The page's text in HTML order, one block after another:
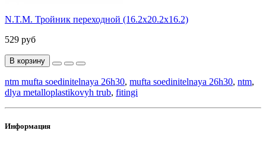
N.T.M. Тройник переходной (16.2х20.2х16.2)
529 руб
В корзину
ntm mufta soedinitelnaya 26h30, mufta soedinitelnaya 26h30, ntm,
dlya metalloplastikovyh trub, fitingi
Информация